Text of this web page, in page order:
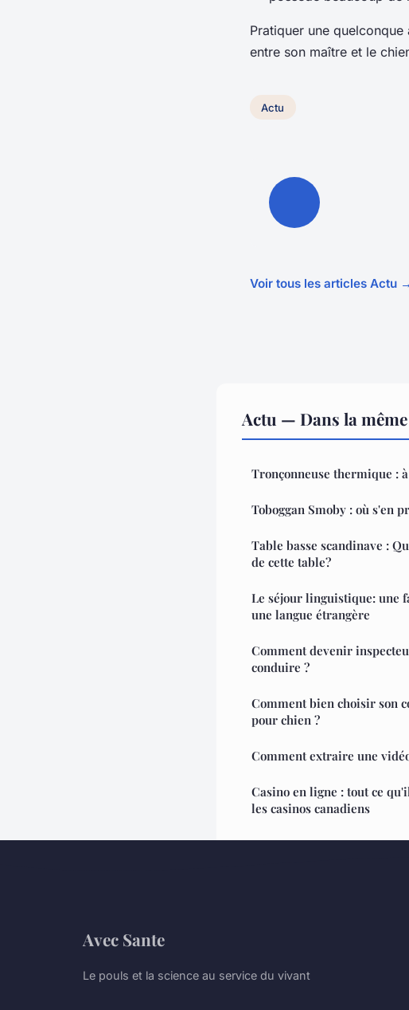
Pratiquer une
entre son maître et le
Actu
Voir tous les articles Actu →
Actu — Dans la
Tronçonneuse thermique :
Toboggan Smoby : où s'en
Table basse scandinave :
de cette table?
Le séjour linguistique: une
une langue étrangère
Comment devenir
conduire ?
Comment bien choisir son
pour chien ?
Comment extraire une
Casino en ligne : tout ce
les casinos canadiens
Avec Sante
Le pouls et la science au service du vivant